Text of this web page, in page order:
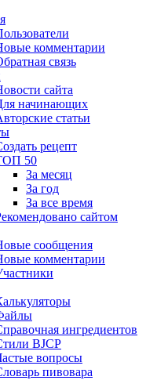
комментарии
связь
сайта
начинающих
статьи
рецепт
50
За месяц
За год
За все время
сайтом
сообщения
комментарии
ингредиентов
BJCP
вопросы
пивовара